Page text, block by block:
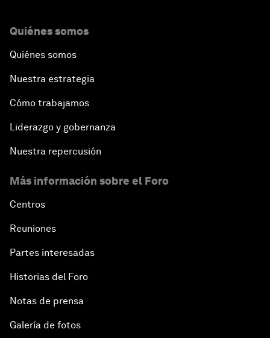
Quiénes somos
Quiénes somos
Nuestra estrategia
Cómo trabajamos
Liderazgo y gobernanza
Nuestra repercusión
Más información sobre el Foro
Centros
Reuniones
Partes interesadas
Historias del Foro
Notas de prensa
Galería de fotos